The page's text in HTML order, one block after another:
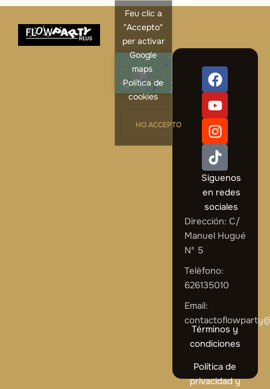
Feu clic a
"Accepto"
per activar
Google
maps
Política de
cookies
HO ACCEPTO
Siguenos
en redes
sociales
Dirección: C/
Manuel Hugué
Nº 5
Telèfono:
626135010
Email:
Términos y
condiciones
Política de
privacidad y